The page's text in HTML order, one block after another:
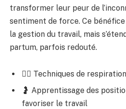
transformer leur peur de
sentiment de force. Ce
la gestion du travail, mais
partum, parfois redouté.
🧘‍♀️ Techniques de
🤰 Apprentissage des
favoriser le travail